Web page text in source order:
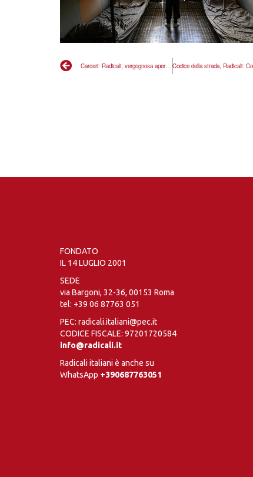
Carceri: Radicali, vergognosa apertura IPM Rovigo
FONDATO
IL 14 LUGLIO 2001
SEDE
via Bargoni, 32-36, 00153 Roma
tel: +39 06 87763 051
PEC: radicali.italiani@pec.it
CODICE FISCALE: 97201720584
info@radicali.it
Radicali italiani è anche su
WhatsApp +390687763051